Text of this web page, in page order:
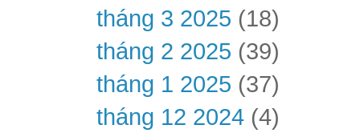
tháng 3 2025 (18)
tháng 2 2025 (39)
tháng 1 2025 (37)
tháng 12 2024 (4)